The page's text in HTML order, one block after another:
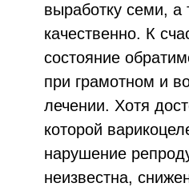
выработку семи, а
качественно. К
состояние
при грамотном и
лечении. Хотя
которой
нарушение
неизвестна,